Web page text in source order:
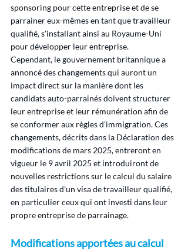
sponsoring pour cette entreprise et de se
parrainer eux-mêmes en tant que travailleur
qualifié, s'installant ainsi au Royaume-Uni
pour développer leur entreprise.
Cependant, le gouvernement britannique a
annoncé des changements qui auront un
impact direct sur la manière dont les
candidats auto-parrainés doivent structurer
leur entreprise et leur rémunération afin de
se conformer aux règles d'immigration. Ces
changements, décrits dans la Déclaration des
modifications de mars 2025, entreront en
vigueur le 9 avril 2025 et introduiront de
nouvelles restrictions sur le calcul du salaire
des titulaires d'un visa de travailleur qualifié,
en particulier ceux qui ont investi dans leur
propre entreprise de parrainage.
Modifications apportées au calcul